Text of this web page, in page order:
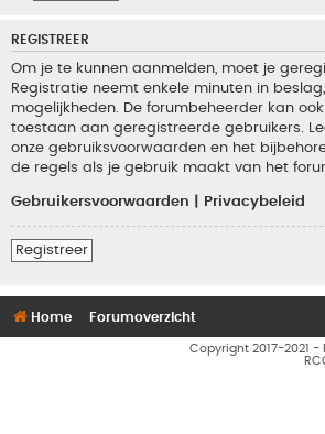
REGISTREER
Om je te kunnen aanmelden, moet je
Registratie neemt enkele minuten in
mogelijkheden. De forumbeheerder kan
toestaan aan geregistreerde gebruikers.
onze gebruiksvoorwaarden en het
de regels als je gebruik maakt van het
Gebruikersvoorwaarden Privacybeleid
Registreer
Home Forumoverzicht
Copyright 2017-2021